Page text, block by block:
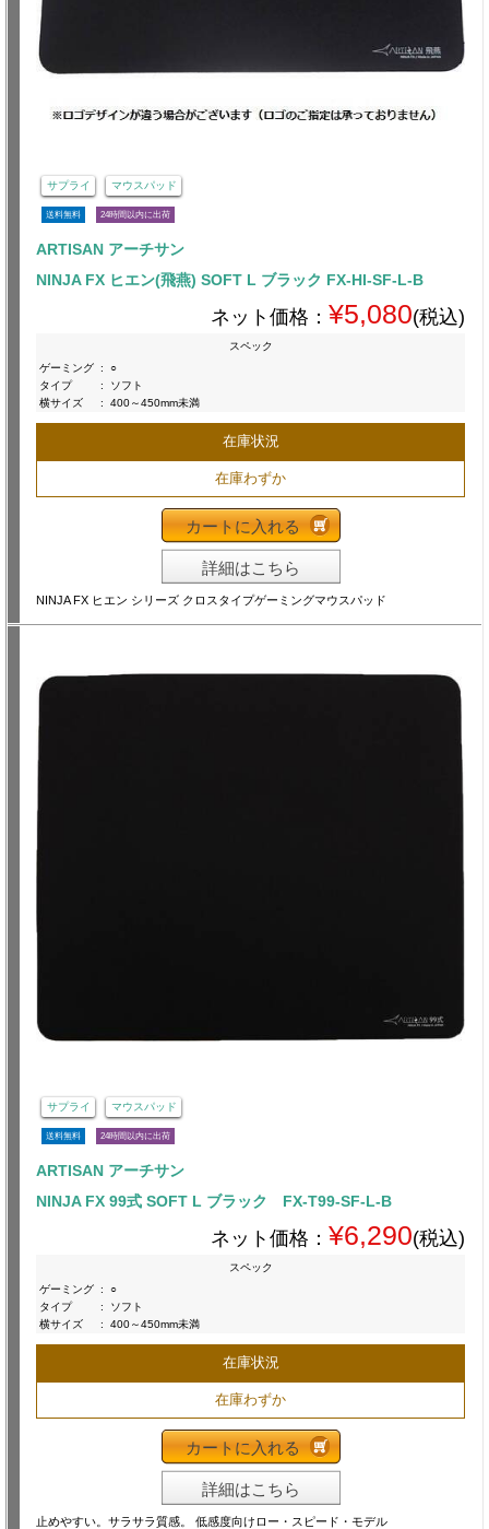
サプライ マウスパッド
送料無料 24時間以内に出荷
ARTISAN アーチサン
NINJA FX ヒエン(飛燕) SOFT L ブラック FX-HI-SF-L-B
ネット価格： ¥5,080(税込)
スペック
ゲーミング :
○
タイプ
:
ソフト
横サイズ
: 400～450mm未満
在庫状況
在庫わずか
カートに入れる
詳細はこちら
NINJA FX ヒエン シリーズ クロスタイプゲーミングマウスパッド
サプライ マウスパッド
送料無料 24時間以内に出荷
ARTISAN アーチサン
NINJA FX 99式 SOFT L ブラック FX-T99-SF-L-B
ネット価格： ¥6,290(税込)
スペック
ゲーミング :
○
タイプ
:
ソフト
横サイズ
: 400～450mm未満
在庫状況
在庫わずか
カートに入れる
詳細はこちら
止めやすい。サラサラ質感。 低感度向けロー・スピード・モデル